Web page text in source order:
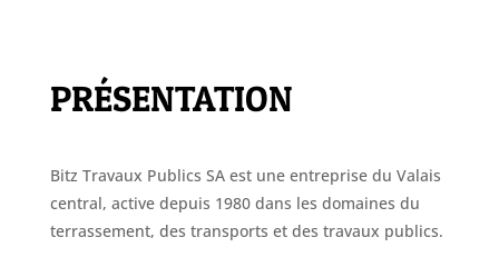
PRÉSENTATION
Bitz Travaux Publics SA est une entreprise du Valais
central, active depuis 1980 dans les domaines du
terrassement, des transports et des travaux publics.